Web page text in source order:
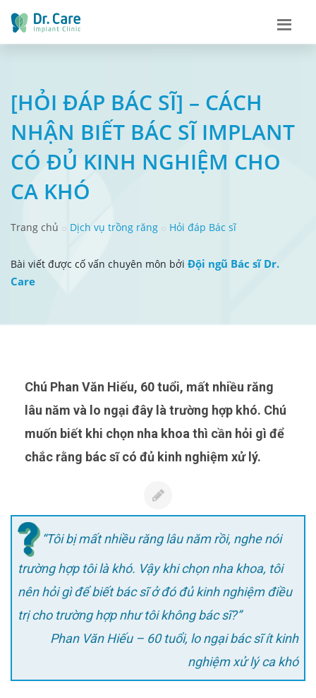
[HỎI ĐÁP BÁC SĨ] – CÁCH
NHẬN BIẾT BÁC SĨ IMPLANT
CÓ ĐỦ KINH NGHIỆM CHO
CA KHÓ
Trang chủ Dịch vụ trồng răng Hỏi đáp Bác sĩ
Bài viết được cố vấn chuyên môn bởi Đội ngũ Bác sĩ Dr.
Care
Chú Phan Văn Hiếu, 60 tuổi, mất nhiều răng
lâu năm và lo ngại đây là trường hợp khó. Chú
muốn biết khi chọn nha khoa thì cần hỏi gì để
chắc rằng bác sĩ có đủ kinh nghiệm xử lý.
“Tôi bị mất nhiều răng lâu năm rồi, nghe nói
trường hợp tôi là khó. Vậy khi chọn nha khoa, tôi
nên hỏi gì để biết bác sĩ ở đó đủ kinh nghiệm điều
trị cho trường hợp như tôi không bác sĩ?”
Phan Văn Hiếu – 60 tuổi, lo ngại bác sĩ ít kinh
nghiệm xử lý ca khó